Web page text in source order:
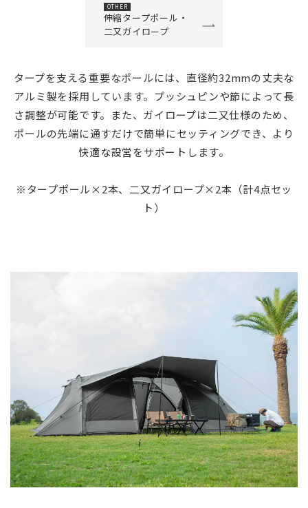
OTHER
伸縮タープポール・
二又ガイロープ
タープを支える重要なポールには、直径約32mmの丈夫な
アルミ製を採用しています。プッシュピンや節によって長
さ調整が可能です。また、ガイロープは二又仕様のため、
ポールの先端に通すだけで簡単にセッティングでき、より
快適な設営をサポートします。
※タープポール×2本、二又ガイロープ×2本（計4点セッ
ト）